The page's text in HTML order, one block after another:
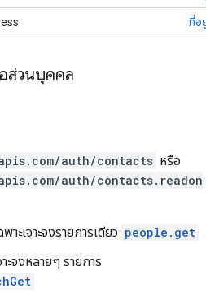
ที่อยู่
ส่วนบุคคล
auth/contacts หรือ
auth/contacts.readon
ะเจาะจงรายการเดียว people.get
ะจงหลายๆ รายการ